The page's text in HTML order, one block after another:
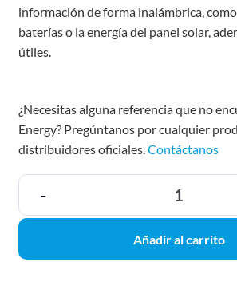
información de forma inalámbrica,
baterías o la energía del panel solar,
útiles.
¿Necesitas alguna referencia que no
Energy? Pregúntanos por cualquier
distribuidores oficiales.Contáctanos
-
Añadir al carrito